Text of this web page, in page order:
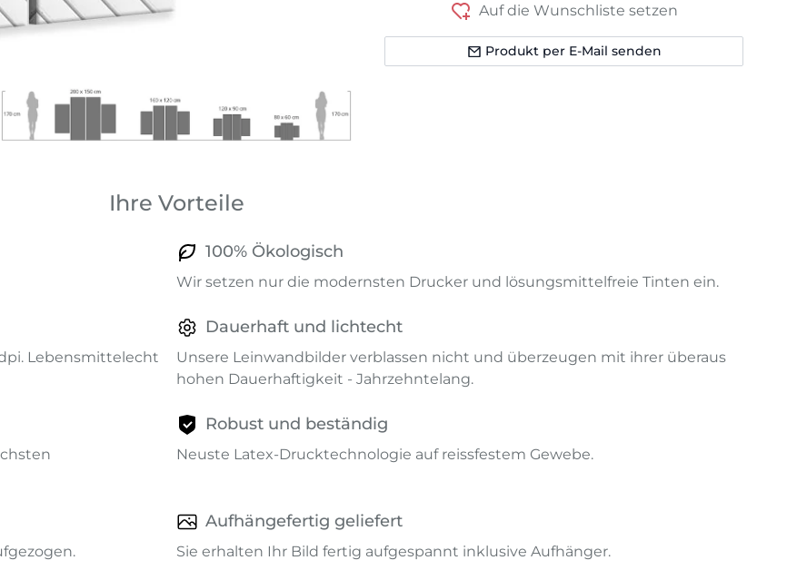
Auf die Wunschliste setzen
Produkt per E-Mail senden
Ihre Vorteile
100% Ökologisch
Wir setzen nur die modernsten Drucker und lösungsmittelfreie Tinten ein.
Lebensmittelecht
Dauerhaft und lichtecht
Unsere Leinwandbilder verblassen nicht und überzeugen mit ihrer überaus
hohen Dauerhaftigkeit - Jahrzehntelang.
Robust und beständig
Neuste Latex-Drucktechnologie auf reissfestem Gewebe.
Aufhängefertig geliefert
Sie erhalten Ihr Bild fertig aufgespannt inklusive Aufhänger.